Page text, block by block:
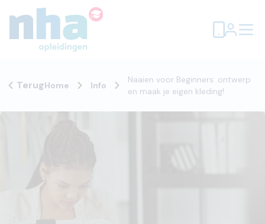
TerugHome Info
Naaien voor Beginners: ontwerp
en maak je eigen kleding!